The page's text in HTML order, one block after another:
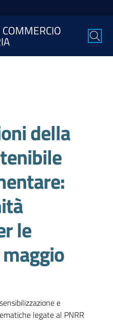
della
le
e
legate al PNRR